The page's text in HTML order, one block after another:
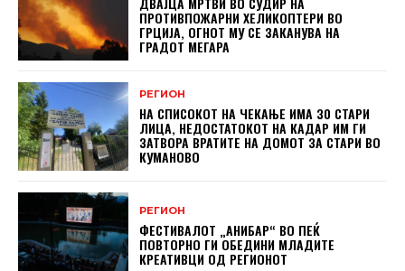
ПРОТИВПОЖАРНИ ХЕЛИКОПТЕРИ ВО
ГРЦИЈА, ОГНОТ МУ СЕ ЗАКАНУВА НА
ГРАДОТ МЕГАРА
РЕГИОН
НА СПИСОКОТ НА ЧЕКАЊЕ ИМА 30 СТАРИ
ЛИЦА, НЕДОСТАТОКОТ НА КАДАР ИМ ГИ
ЗАТВОРА ВРАТИТЕ НА ДОМОТ ЗА СТАРИ ВО
КУМАНОВО
РЕГИОН
ФЕСТИВАЛОТ „АНИБАР“ ВО ПЕЌ
ПОВТОРНО ГИ ОБЕДИНИ МЛАДИТЕ
КРЕАТИВЦИ ОД РЕГИОНОТ